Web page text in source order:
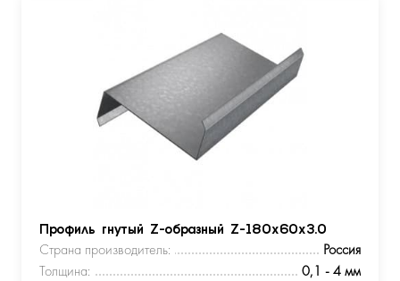
Профиль гнутый Z-образный Z-180х60х3.0
Страна производитель:
Россия
Толщина:
0,1 - 4 мм